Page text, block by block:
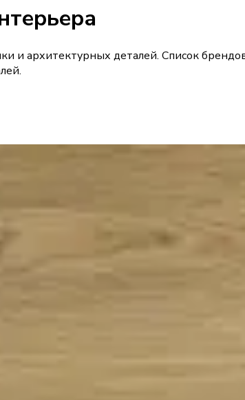
и архитектурных деталей. Список